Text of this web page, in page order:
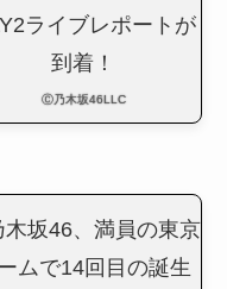
Ⓒ乃木坂46LLC